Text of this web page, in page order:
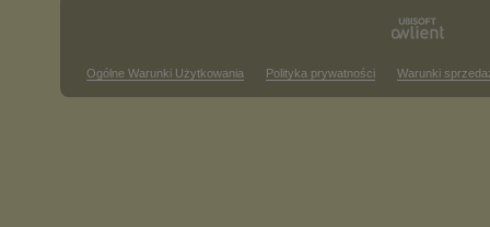
Ogólne Warunki Użytkowania Polityka prywatności Warunki